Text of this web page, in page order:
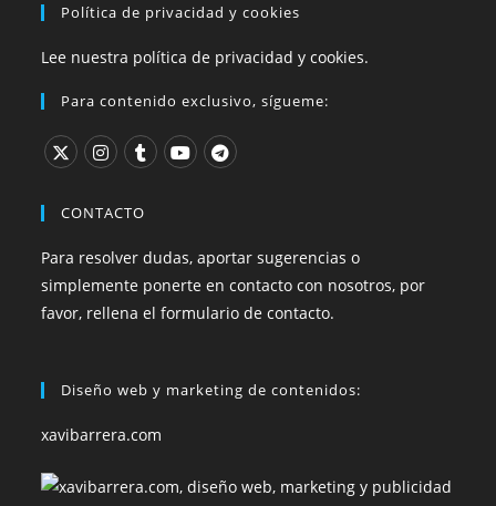
Política de privacidad y cookies
Lee nuestra política de privacidad y cookies.
Para contenido exclusivo, sígueme:
CONTACTO
Para resolver dudas, aportar sugerencias o
simplemente ponerte en contacto con nosotros, por
favor, rellena el formulario de contacto.
Diseño web y marketing de contenidos:
xavibarrera.com